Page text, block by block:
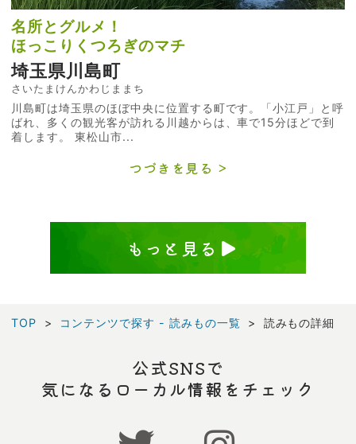
名所とグルメ！
ほっこりくつろぎのマチ
埼玉県川島町
さいたまけんかわじままち
川島町は埼玉県のほぼ中央に位置する町です。「小江戸」と呼
ばれ、多くの観光客が訪れる川越からは、車で15分ほどで到
着します。 東松山市...
つづきを見る
もっと見る
TOP コンテンツで探す - 読みもの一覧 読みもの詳細
公式SNSで
気になるローカル情報をチェック